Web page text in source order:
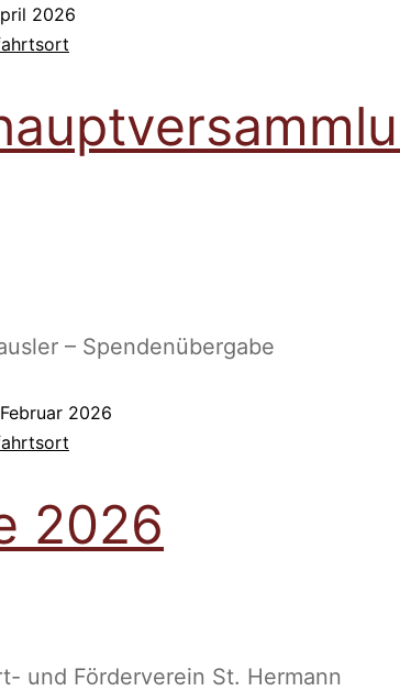
2026
– Spendenübergabe
2026
2026
und Förderverein St. Hermann